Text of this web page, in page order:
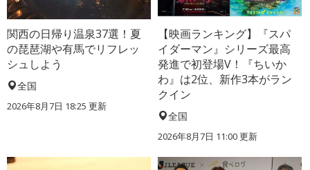
関西の日帰り温泉37選！夏
の琵琶湖や有馬でリフレッ
シュしよう
全国
2026年8月7日 18:25 更新
【映画ランキング】『スパ
イダーマン』シリーズ最高
発進で初登場V！『ちいか
わ』は2位、新作3本がラン
クイン
全国
2026年8月7日 11:00更新